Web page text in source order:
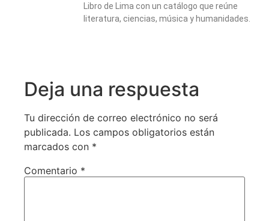
Libro de Lima con un catálogo que reúne
literatura, ciencias, música y humanidades.
Deja una respuesta
Tu dirección de correo electrónico no será
publicada. Los campos obligatorios están
marcados con *
Comentario *